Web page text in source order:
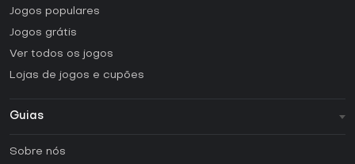
Jogos populares
Jogos grátis
Ver todos os jogos
Lojas de jogos e cupões
Guias
Sobre nós